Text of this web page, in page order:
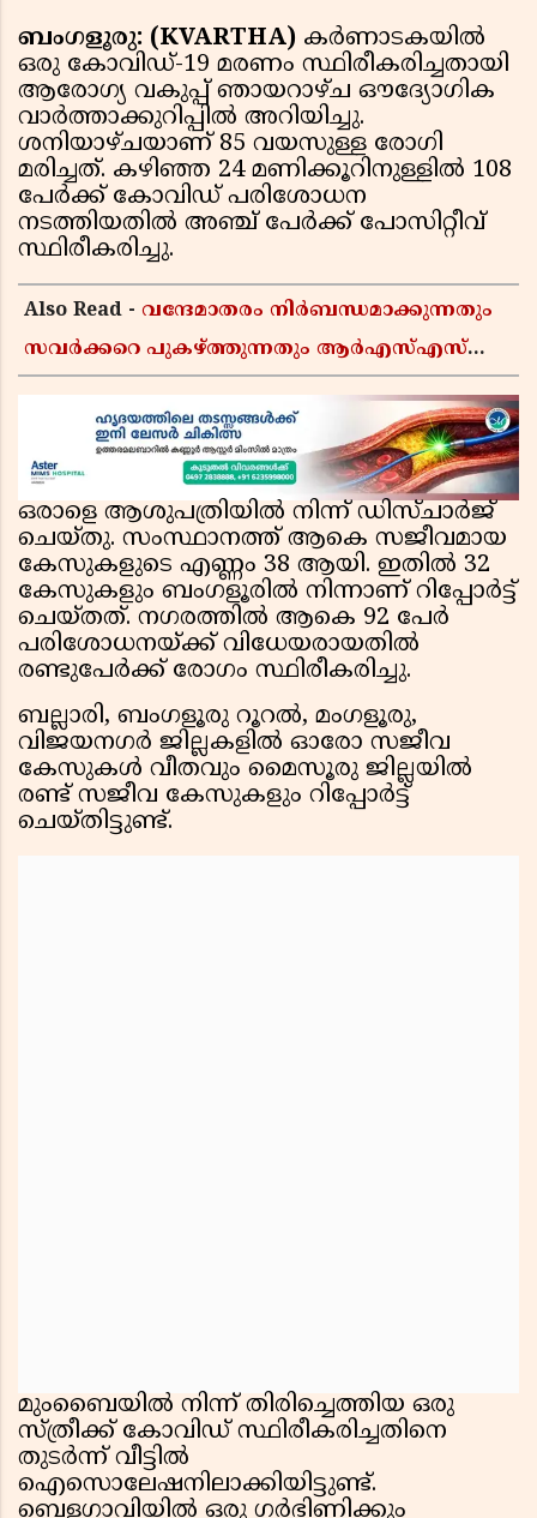
ബംഗളൂരു: (KVARTHA) കർണാടകയിൽ
ഒരു കോവിഡ്-19 മരണം സ്ഥിരീകരിച്ചതായി
ആരോഗ്യ വകുപ്പ് ഞായറാഴ്ച ഔദ്യോഗിക
വാർത്താക്കുറിപ്പിൽ അറിയിച്ചു.
ശനിയാഴ്ചയാണ് 85 വയസുള്ള രോഗി
മരിച്ചത്. കഴിഞ്ഞ 24 മണിക്കൂറിനുള്ളിൽ 108
പേർക്ക് കോവിഡ് പരിശോധന
നടത്തിയതിൽ അഞ്ച് പേർക്ക് പോസിറ്റീവ്
സ്ഥിരീകരിച്ചു.
Also Read - വന്ദേമാതരം നിർബന്ധമാക്കുന്നതും
സവർക്കറെ പുകഴ്ത്തുന്നതും ആർഎസ്എസ്
വിജയൻ
ഒരാളെ ആശുപത്രിയിൽ നിന്ന് ഡിസ്ചാർജ്
ചെയ്തു. സംസ്ഥാനത്ത് ആകെ സജീവമായ
കേസുകളുടെ എണ്ണം 38 ആയി. ഇതിൽ 32
കേസുകളും ബംഗളൂരിൽ നിന്നാണ് റിപ്പോർട്ട്
ചെയ്തത്. നഗരത്തിൽ ആകെ 92 പേർ
പരിശോധനയ്ക്ക് വിധേയരായതിൽ
രണ്ടുപേർക്ക് രോഗം സ്ഥിരീകരിച്ചു.
ബല്ലാരി, ബംഗളൂരു റൂറൽ, മംഗളൂരു,
വിജയനഗർ ജില്ലകളിൽ ഓരോ സജീവ
കേസുകൾ വീതവും മൈസൂരു ജില്ലയിൽ
രണ്ട് സജീവ കേസുകളും റിപ്പോർട്ട്
ചെയ്തിട്ടുണ്ട്.
മുംബൈയിൽ നിന്ന് തിരിച്ചെത്തിയ ഒരു
സ്ത്രീക്ക് കോവിഡ് സ്ഥിരീകരിച്ചതിനെ
തുടർന്ന് വീട്ടിൽ
ഐസൊലേഷനിലാക്കിയിട്ടുണ്ട്.
ബെളഗാവിയിൽ ഒരു ഗർഭിണിക്കും